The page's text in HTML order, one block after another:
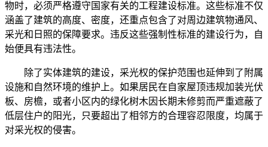
物时，必须严格遵守国家有关的工程建设标准。这些标准不仅
涵盖了建筑的高度、密度，还重点包含了对周边建筑物通风、
采光和日照的保障要求。违反这些强制性标准的建设行为，自
始便具有违法性。
除了实体建筑的建设，采光权的保护范围也延伸到了附属
设施和自然环境的维护上。如果居民在自家屋顶违规加装光伏
板、房檐，或者小区内的绿化树木因长期未修剪而严重遮蔽了
低层住户的阳光，只要超出了相邻方的合理容忍限度，均属于
对采光权的侵害。